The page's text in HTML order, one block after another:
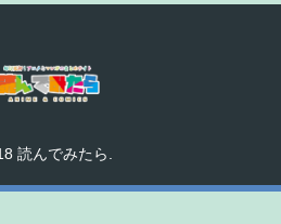
読んでみたら.